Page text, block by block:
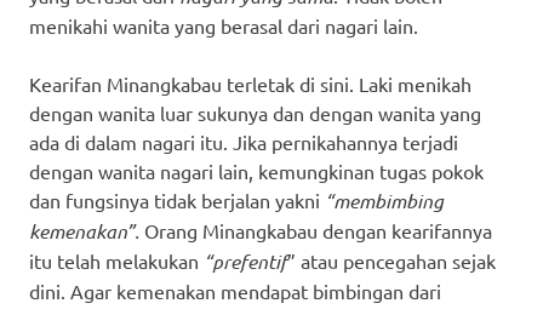
menikahi wanita yang berasal dari nagari lain.
Kearifan Minangkabau terletak di sini. Laki menikah
dengan wanita luar sukunya dan dengan wanita yang
ada di dalam nagari itu. Jika pernikahannya terjadi
dengan wanita nagari lain, kemungkinan tugas pokok
dan fungsinya tidak berjalan yakni “membimbing
kemenakan”. Orang Minangkabau dengan kearifannya
itu telah melakukan “prefentif” atau pencegahan sejak
dini. Agar kemenakan mendapat bimbingan dari